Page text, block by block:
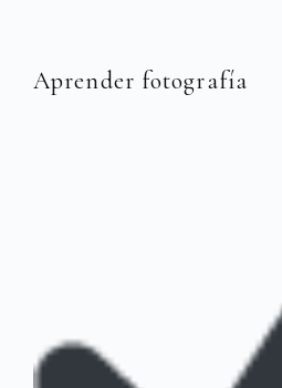
Aprender fotografía